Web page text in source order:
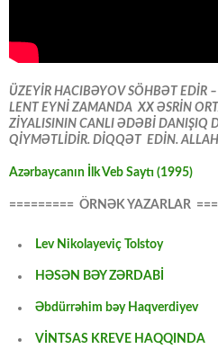
ÜZEYİR HACIBƏYOV SÖHBƏT EDİR
LENT EYNİ ZAMANDA XX ƏSRİN
ZİYALISININ CANLI ƏDƏBİ DANIŞIQ
QİYMƏTLİDİR. DİQQƏT EDİN.
Azərbaycanın İlk Veb Saytı (1995)
========= ÖRNƏK YAZARLAR
Lev Nikolayeviç Tolstoy
HƏSƏN BƏY ZƏRDABİ
Əbdürrəhim bəy Haqverdiyev
VİNTSAS KREVE HAQQINDA